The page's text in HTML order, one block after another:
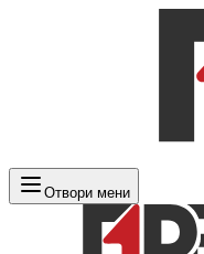
Отвори мени